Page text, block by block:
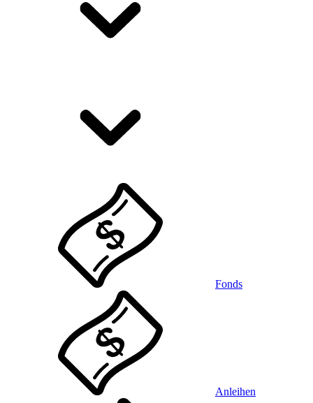
Fonds
Anleihen